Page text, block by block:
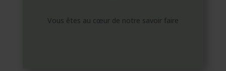
Vous êtes au cœur de notre savoir faire